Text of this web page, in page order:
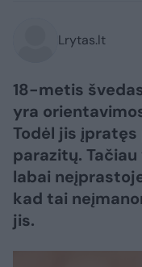
Lrytas.lt
18-metis
yra
Todėl jis
parazitų.
labai
kad tai
jis.